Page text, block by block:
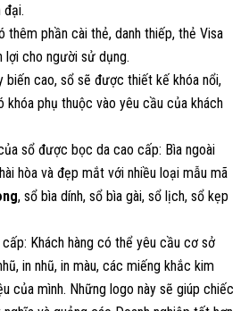
đại.
thêm phần cài thẻ, danh thiếp, thẻ Visa
lợi cho người sử dụng.
biến cao, sổ sẽ được thiết kế khóa nổi,
khóa phụ thuộc vào yêu cầu của khách
sổ được bọc da cao cấp: Bìa ngoài
hòa và đẹp mắt với nhiều loại mẫu mã
, sổ bìa dính, sổ bìa gài, sổ lịch, sổ kẹp
Khách hàng có thể yêu cầu cơ sở
in nhũ, in màu, các miếng khắc kim
của mình. Những logo này sẽ giúp chiếc